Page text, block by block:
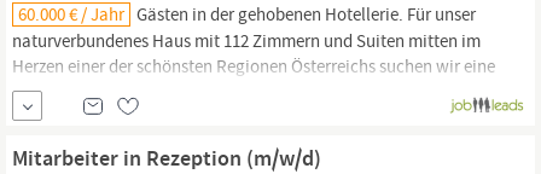
60.000 € / Jahr Gästen in der gehobenen Hotellerie. Für unser
naturverbundenes Haus mit 112 Zimmern und Suiten mitten im
Herzen einer der schönsten Regionen Österreichs suchen wir eine
engagierte Stv. Leitung der
Rezeptionsleitung
bist du Gesicht und Stimme unseres Hauses und ein wichtiger
Ansprechpartner für unsere Gäste bei allen...
Mitarbeiter in Rezeption (m/w/d)